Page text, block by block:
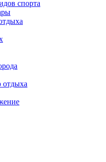
спорта
отдыха